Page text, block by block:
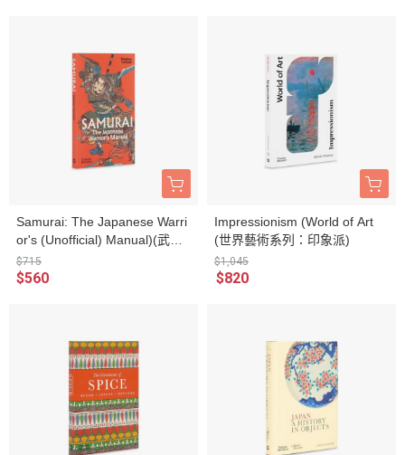
Samurai: The Japanese Warri
or's (Unofficial) Manual)(武
士：日本戰士的非官方手冊)
$715
$560
Impressionism (World of Art
(世界藝術系列：印象派)
$1,045
$820